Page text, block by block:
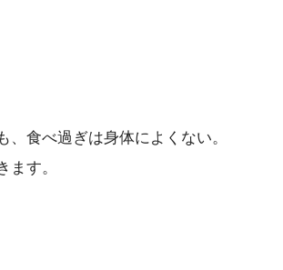
食べ過ぎは身体によくない。
す。